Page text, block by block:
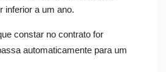
inferior a um ano.
constar no contrato for
automaticamente para um